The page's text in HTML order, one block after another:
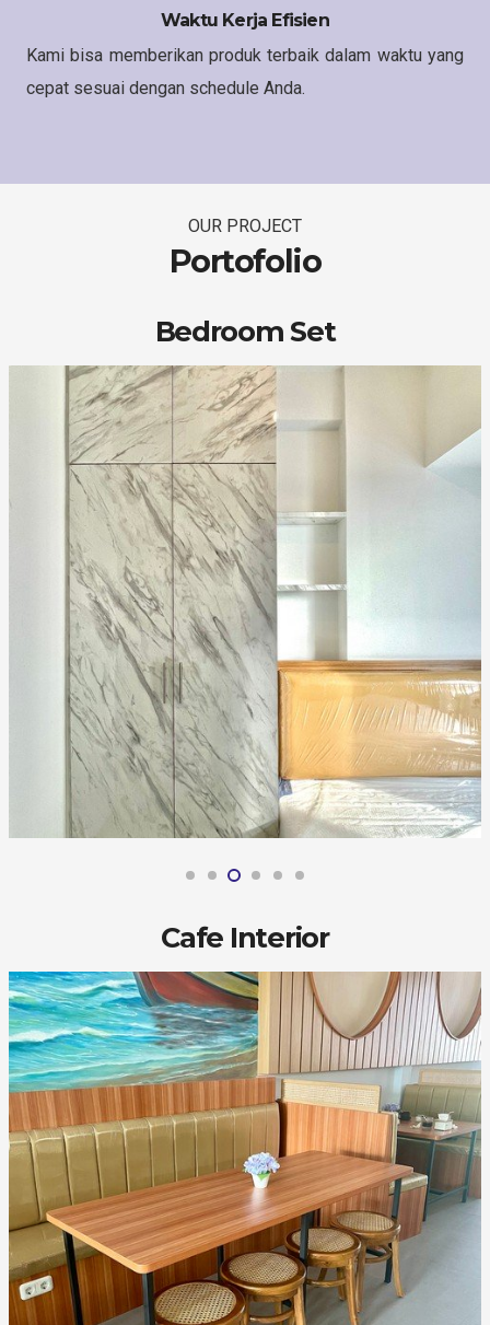
Waktu Kerja Efisien
Kami bisa memberikan produk terbaik dalam waktu yang
cepat sesuai dengan schedule Anda.
OUR PROJECT
Portofolio
Bedroom Set
Cafe Interior